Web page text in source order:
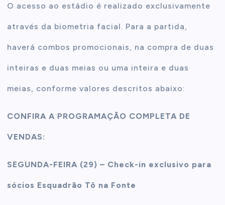
O acesso ao estádio é realizado exclusivamente
através da biometria facial. Para a partida,
haverá combos promocionais, na compra de duas
inteiras e duas meias ou uma inteira e duas
meias, conforme valores descritos abaixo:
CONFIRA A PROGRAMAÇÃO COMPLETA DE
VENDAS:
SEGUNDA-FEIRA (29) – Check-in exclusivo para
sócios Esquadrão Tô na Fonte